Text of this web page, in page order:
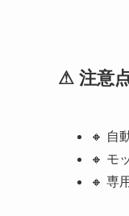
⚠ 注意
🔸 自
🔸 モ
🔸 専